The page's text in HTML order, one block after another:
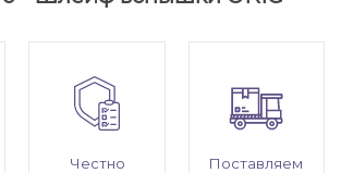
Честно
Поставляем